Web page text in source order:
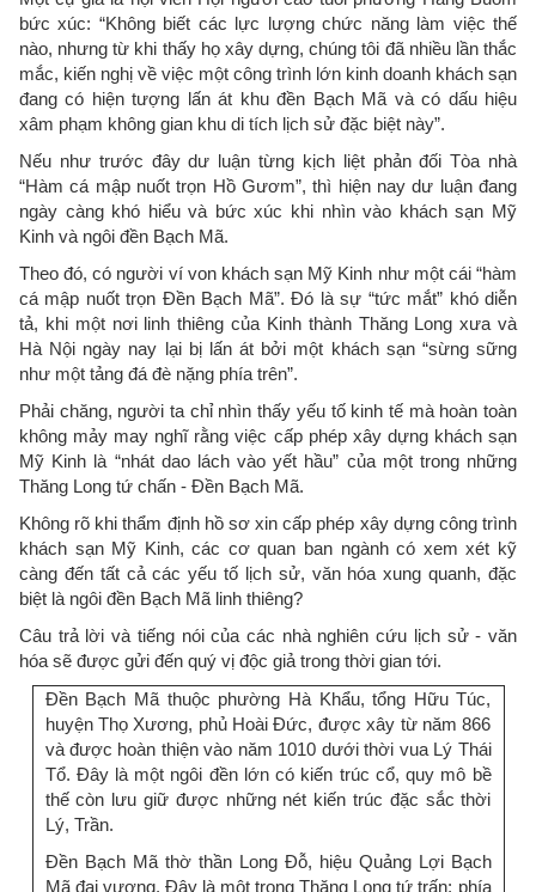
bức xúc: “Không biết các lực lượng chức năng làm việc thế
nào, nhưng từ khi thấy họ xây dựng, chúng tôi đã nhiều lần thắc
mắc, kiến nghị về việc một công trình lớn kinh doanh khách sạn
đang có hiện tượng lấn át khu đền Bạch Mã và có dấu hiệu
xâm phạm không gian khu di tích lịch sử đặc biệt này”.
Nếu như trước đây dư luận từng kịch liệt phản đối Tòa nhà
“Hàm cá mập nuốt trọn Hồ Gươm”, thì hiện nay dư luận đang
ngày càng khó hiểu và bức xúc khi nhìn vào khách sạn Mỹ
Kinh và ngôi đền Bạch Mã.
Theo đó, có người ví von khách sạn Mỹ Kinh như một cái “hàm
cá mập nuốt trọn Đền Bạch Mã”. Đó là sự “tức mắt” khó diễn
tả, khi một nơi linh thiêng của Kinh thành Thăng Long xưa và
Hà Nội ngày nay lại bị lấn át bởi một khách sạn “sừng sững
như một tảng đá đè nặng phía trên”.
Phải chăng, người ta chỉ nhìn thấy yếu tố kinh tế mà hoàn toàn
không mảy may nghĩ rằng việc cấp phép xây dựng khách sạn
Mỹ Kinh là “nhát dao lách vào yết hầu” của một trong những
Thăng Long tứ chấn - Đền Bạch Mã.
Không rõ khi thẩm định hồ sơ xin cấp phép xây dựng công trình
khách sạn Mỹ Kinh, các cơ quan ban ngành có xem xét kỹ
càng đến tất cả các yếu tố lịch sử, văn hóa xung quanh, đặc
biệt là ngôi đền Bạch Mã linh thiêng?
Câu trả lời và tiếng nói của các nhà nghiên cứu lịch sử - văn
hóa sẽ được gửi đến quý vị độc giả trong thời gian tới.
Đền Bạch Mã thuộc phường Hà Khẩu, tổng Hữu Túc,
huyện Thọ Xương, phủ Hoài Đức, được xây từ năm 866
và được hoàn thiện vào năm 1010 dưới thời vua Lý Thái
Tổ. Đây là một ngôi đền lớn có kiến trúc cổ, quy mô bề
thế còn lưu giữ được những nét kiến trúc đặc sắc thời
Lý, Trần.
Đền Bạch Mã thờ thần Long Đỗ, hiệu Quảng Lợi Bạch
Mã đại vương. Đây là một trong Thăng Long tứ trấn: phía